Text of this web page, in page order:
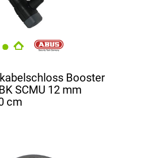
Booster
SCMU 12 mm
cm